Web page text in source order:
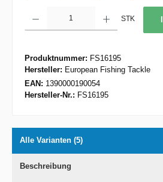
STK
Produktnummer: FS16195
Hersteller: European Fishing Tackle
EAN: 1390000190054
Hersteller-Nr.: FS16195
Alle Varianten (5)
Beschreibung